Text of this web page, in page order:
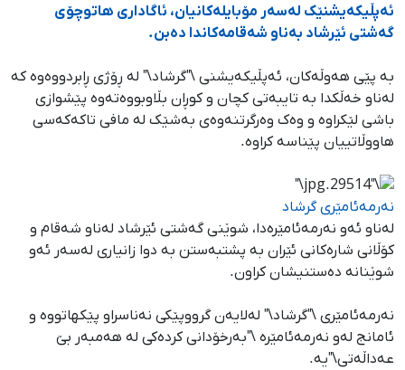
ئەپڵیکەیشنێک لەسەر مۆبایلەکانیان، ئاگاداری هاتوچۆی
گەشتی ئێرشاد بەناو شەقامەکاندا دەبن.
بە پێی هەوڵەکان، ئەپڵیکەیشنی \"گرشاد\" لە ڕۆژی ڕابردووەوە کە
لەناو خەڵکدا بە تایبەتی کچان و کوڕان بڵاوبووەتەوە پێشوازی
باشی لێکراوە و وەک وەرگرتنەوەی بەشێک لە مافی تاکەکەسی
هاووڵاتییان پێناسە کراوە.
نەرمەئامێری گرشاد
لەناو ئەو نەرمەئامێرەدا، شوێنی گەشتی ئێرشاد لەناو شەقام و
کۆڵانی شارەکانی ئێران بە پشتبەستن بە دوا زانیاری لەسەر ئەو
شوێنانە دەستنیشان کراون.
نەرمەئامێری \"گرشاد\" لەلایەن گرووپێکی نەناسراو پێکهاتووە و
ئامانج لەو نەرمەئامێرە \"بەرخۆدانی کردەکی لە هەمبەر بێ
عەداڵەتی\"یە.